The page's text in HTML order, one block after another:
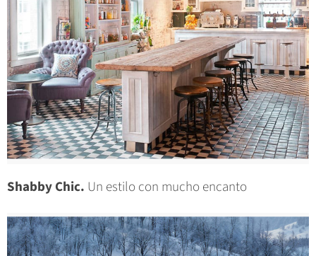
Shabby Chic. Un estilo con mucho encanto